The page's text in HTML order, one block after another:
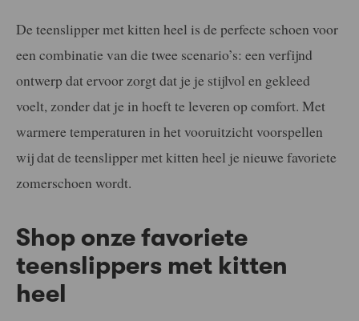
De teenslipper met kitten heel is de perfecte schoen voor
een combinatie van die twee scenario’s: een verfijnd
ontwerp dat ervoor zorgt dat je je stijlvol en gekleed
voelt, zonder dat je in hoeft te leveren op comfort. Met
warmere temperaturen in het vooruitzicht voorspellen
wij dat de teenslipper met kitten heel je nieuwe favoriete
zomerschoen wordt.
Shop onze favoriete
teenslippers met kitten
heel